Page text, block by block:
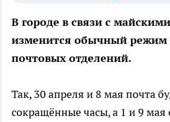
В городе в связи с
изменится обычный режим
почтовых отделений.
Так, 30 апреля и 8 мая почта
сокращённые часы, а 1 и 9 мая